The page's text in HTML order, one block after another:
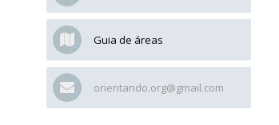
Guia de áreas
orientando.org@gmail.com